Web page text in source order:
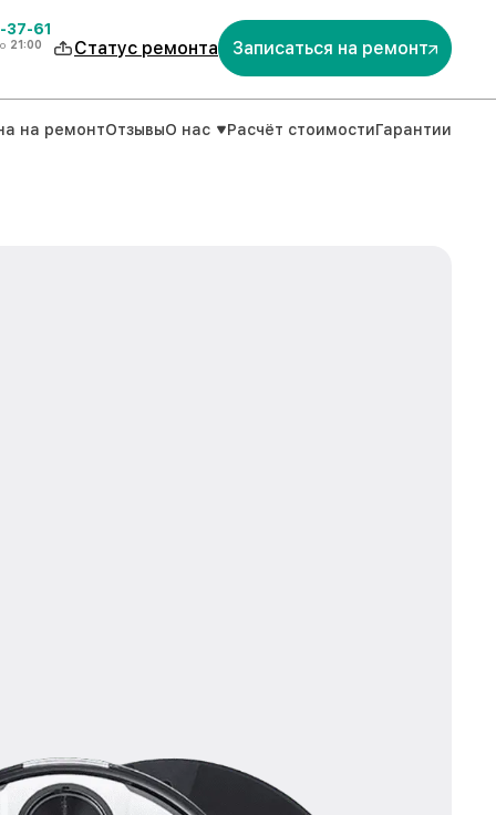
37-61
21:00 Статус ремонта Записаться на ремонт
на ремонтОтзывыО нас Расчёт стоимостиГарантии